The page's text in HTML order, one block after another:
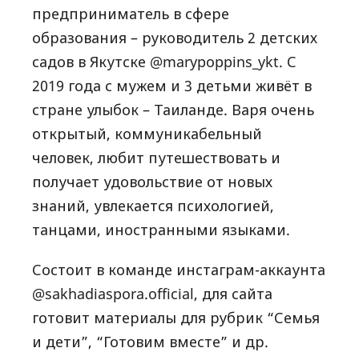
предприниматель в сфере
образования – руководитель 2 детских
садов в Якутске @marypoppins_ykt. С
2019 года с мужем и 3 детьми живёт в
стране улыбок – Таиланде. Варя очень
открытый, коммуникабельный
человек, любит путешествовать и
получает удовольствие от новых
знаний, увлекается психологией,
танцами, иностранными языками.
Состоит в команде инстаграм-аккаунта
@sakhadiaspora.official, для сайта
готовит материалы для рубрик “Семья
и дети”, “Готовим вместе” и др.